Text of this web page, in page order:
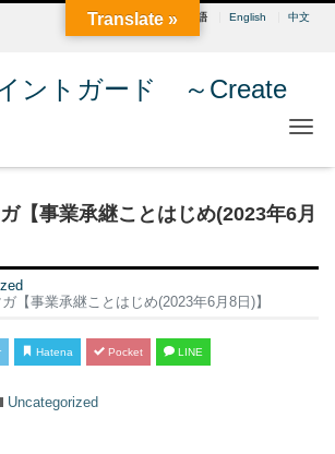
日本語 English
中文
ントガード ～Create
【事業承継ことはじめ(2023年6月
【事業承継ことはじめ(2023年6月8日)】
Hatena Pocket LINE
Uncategorized
Translate »